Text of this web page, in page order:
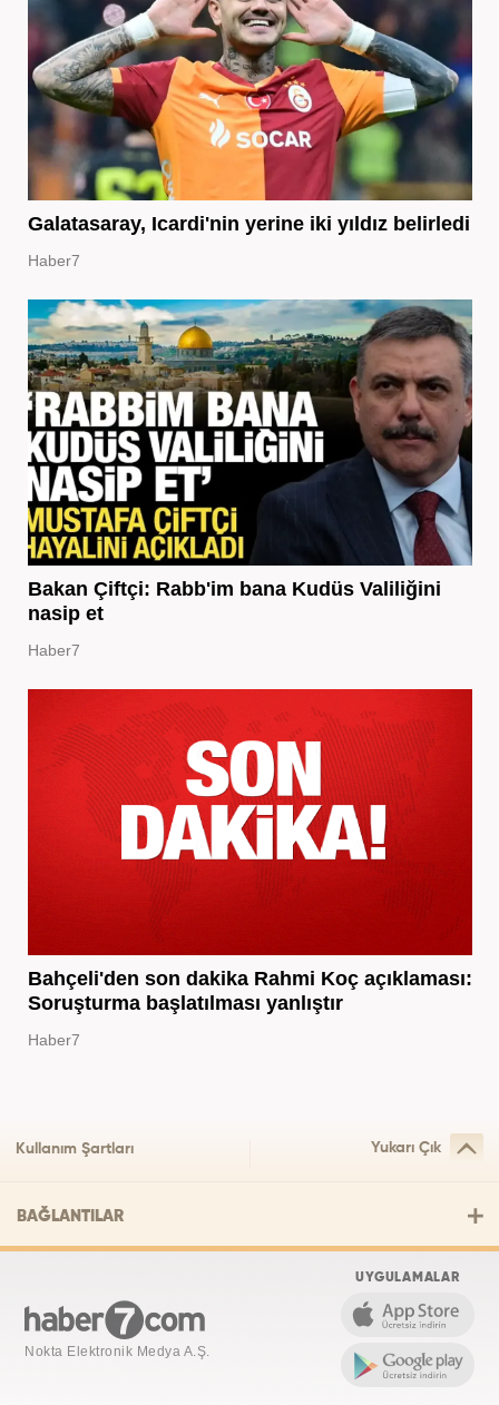
Galatasaray, Icardi'nin yerine iki yıldız belirledi
Haber7
Bakan Çiftçi: Rabb'im bana Kudüs Valiliğini
nasip et
Haber7
Bahçeli'den son dakika Rahmi Koç açıklaması:
Soruşturma başlatılması yanlıştır
Haber7
Kullanım Şartları Yukarı Çık
BAĞLANTILAR
Nokta Elektronik Medya A.Ş.
UYGULAMALAR